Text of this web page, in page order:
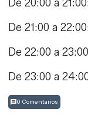
De 20:00 a
De 21:00 a
De 22:00 a
De 23:00 a
0 Comentarios